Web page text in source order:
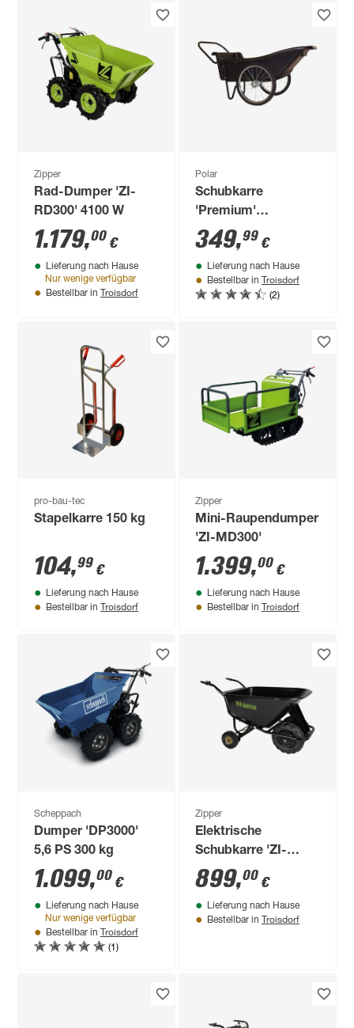
Zipper
Rad-Dumper 'ZI-
RD300' 4100 W
1.179,00 €
Lieferung nach Hause
Nur wenige verfügbar
Bestellbar in Troisdorf
Polar
Schubkarre
'Premium'
Kunststoff / Metall
schwarz 165 x 74 x
74 cm 283 l
349,99 €
Lieferung nach Hause
Bestellbar in Troisdorf
(2)
pro-bau-tec
Stapelkarre 150 kg
104,99 €
Lieferung nach Hause
Bestellbar in Troisdorf
Zipper
Mini-Raupendumper
'ZI-MD300'
1.399,00 €
Lieferung nach Hause
Bestellbar in Troisdorf
Scheppach
Dumper 'DP3000'
5,6 PS 300 kg
1.099,00 €
Lieferung nach Hause
Nur wenige verfügbar
Bestellbar in Troisdorf
(1)
Zipper
Elektrische
Schubkarre 'ZI-
EWB300-160l' 40 V /
6 Ah inklusive Akku
und Ladegerät
899,00 €
Lieferung nach Hause
Bestellbar in Troisdorf